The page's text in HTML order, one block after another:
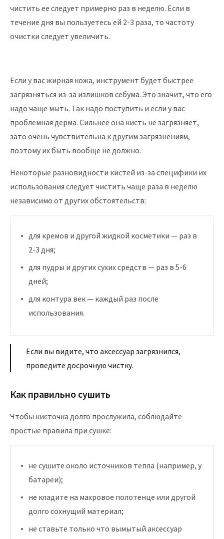
чистить ее следует примерно раз в неделю. Если в
течение дня вы пользуетесь ей 2-3 раза, то частоту
очистки следует увеличить.
Если у вас жирная кожа, инструмент будет быстрее
загрязняться из-за излишков себума. Это значит, что его
надо чаще мыть. Так надо поступить и если у вас
проблемная дерма. Сильнее она кисть не загрязняет,
зато очень чувствительна к другим загрязнениям,
поэтому их быть вообще не должно.
Некоторые разновидности кистей из-за специфики их
использования следует чистить чаще раза в неделю
независимо от других обстоятельств:
для кремов и другой жидкой косметики — раз в
2-3 дня;
для пудры и других сухих средств — раз в 5-6
дней;
для контура век — каждый раз после
использования.
Если вы видите, что аксессуар загрязнился,
проведите досрочную чистку.
Как правильно сушить
Чтобы кисточка долго прослужила, соблюдайте
простые правила при сушке:
не сушите около источников тепла (например, у
батареи);
не кладите на махровое полотенце или другой
долго сохнущий материал;
не ставьте только что вымытый аксессуар